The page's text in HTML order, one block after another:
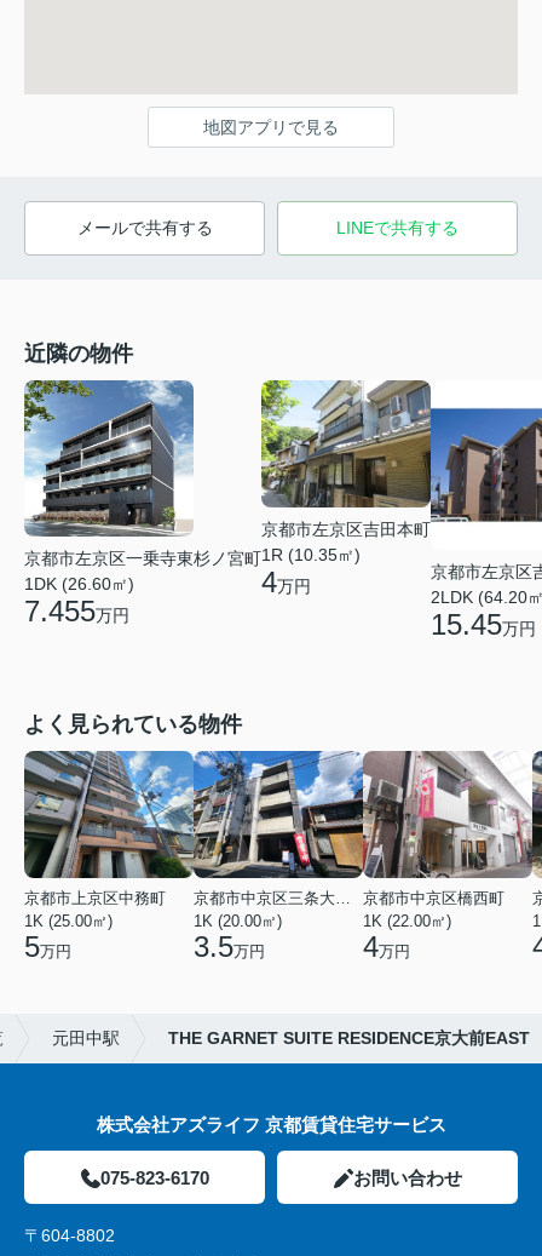
地図アプリで見る
メールで共有する LINEで共有する
近隣の物件
京都市左京区一乗寺東杉ノ宮町
1DK (26.60㎡)
7.455万円
京都市左京区吉田本町
1R (10.35㎡)
4万円
京都市左京区
2LDK (64.20
15.45万円
よく見られている物件
京都市上京区中務町
1K (25.00㎡)
5万円
京都市中京区三条大宮町
1K (20.00㎡)
3.5万円
京都市中京区橋西町
1K (22.00㎡)
4万円
元田中駅 THE GARNET SUITE RESIDENCE京大前EAST
株式会社アズライフ 京都賃貸住宅サービス
075-823-6170 お問い合わせ
〒604-8802